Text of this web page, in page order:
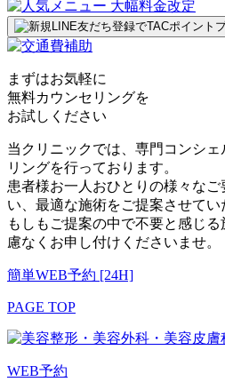
まずはお気軽に
無料カウンセリングを
お試しください
当クリニックでは、専門コンシ
リングを行っております。
患者様お一人おひとりの様々な
い、最適な施術をご提案させてい
もしもご提案の中で不要と感じ
慮なくお申し付けくださいませ。
簡単WEB予約 [24H]
PAGE TOP
WEB予約